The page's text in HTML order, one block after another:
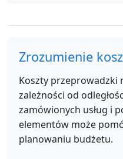
Zrozumienie
Koszty przeprowadzki
zależności od
zamówionych usług i
elementów może
planowaniu budżetu.